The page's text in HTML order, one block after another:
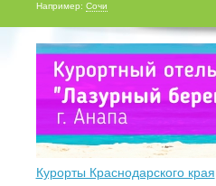
Например: Сочи
Курорты Краснодарского края